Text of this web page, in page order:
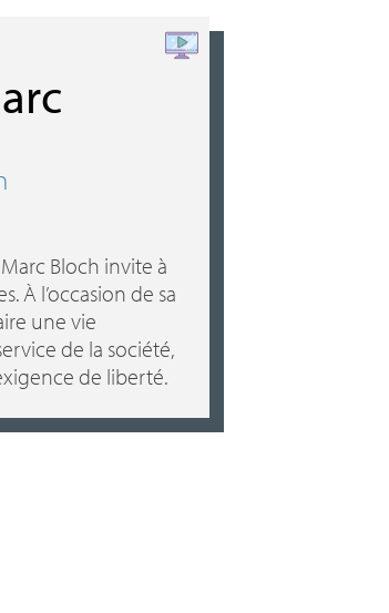
Bloch invite à
À l’occasion de sa
une vie
de la société,
de liberté.